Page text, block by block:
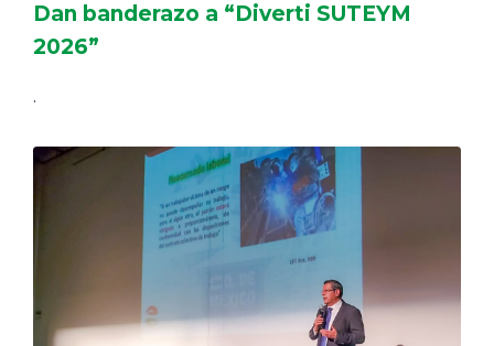
Dan banderazo a “Diverti SUTEYM
2026”
.